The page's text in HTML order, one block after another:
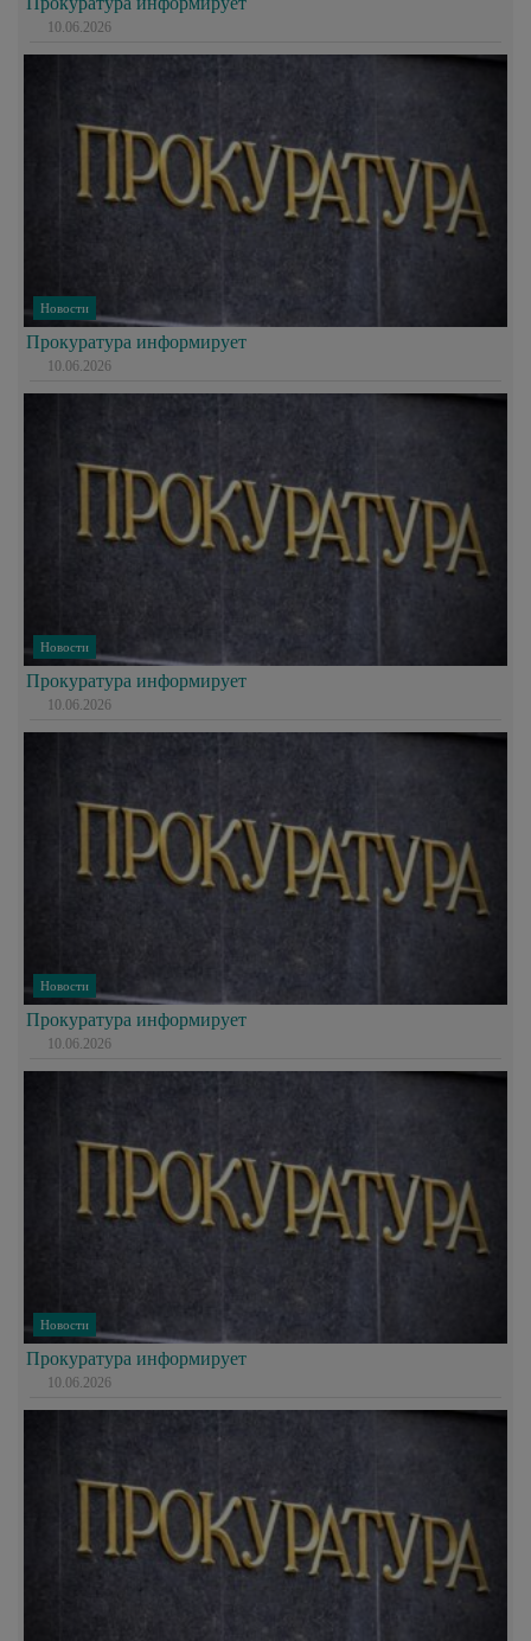
10.06.2026
Новости
Прокуратура информирует
10.06.2026
Новости
Прокуратура информирует
10.06.2026
Новости
Прокуратура информирует
10.06.2026
Новости
Прокуратура информирует
10.06.2026